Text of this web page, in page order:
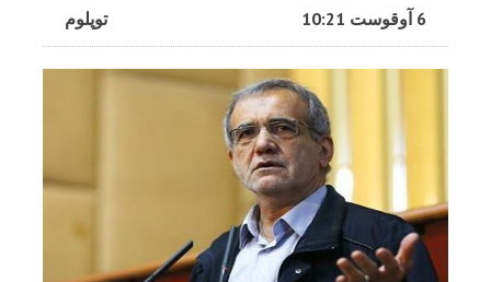
توپلوم 6 آوقوست 10:21